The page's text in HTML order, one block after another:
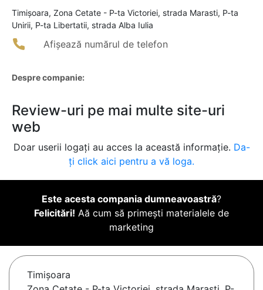
Timişoara, Zona Cetate - P-ta Victoriei, strada Marasti, P-ta
Unirii, P-ta Libertatii, strada Alba Iulia
Afișează numărul de telefon
Despre companie:
Review-uri pe mai multe site-uri
web
Doar userii logați au acces la această informație. Da-
ți click aici pentru a vă loga.
Este acesta compania dumneavoastră?
Felicitări! Aă cum să primești materialele de
marketing
Timişoara